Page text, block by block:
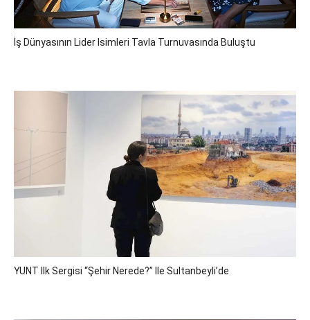
İş Dünyasının Lider Isimleri Tavla Turnuvasında Buluştu
YUNT Ilk Sergisi “Şehir Nerede?” Ile Sultanbeyli’de